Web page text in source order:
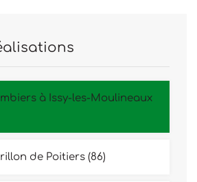
à Issy-les-Moulineaux
de Poitiers (86)